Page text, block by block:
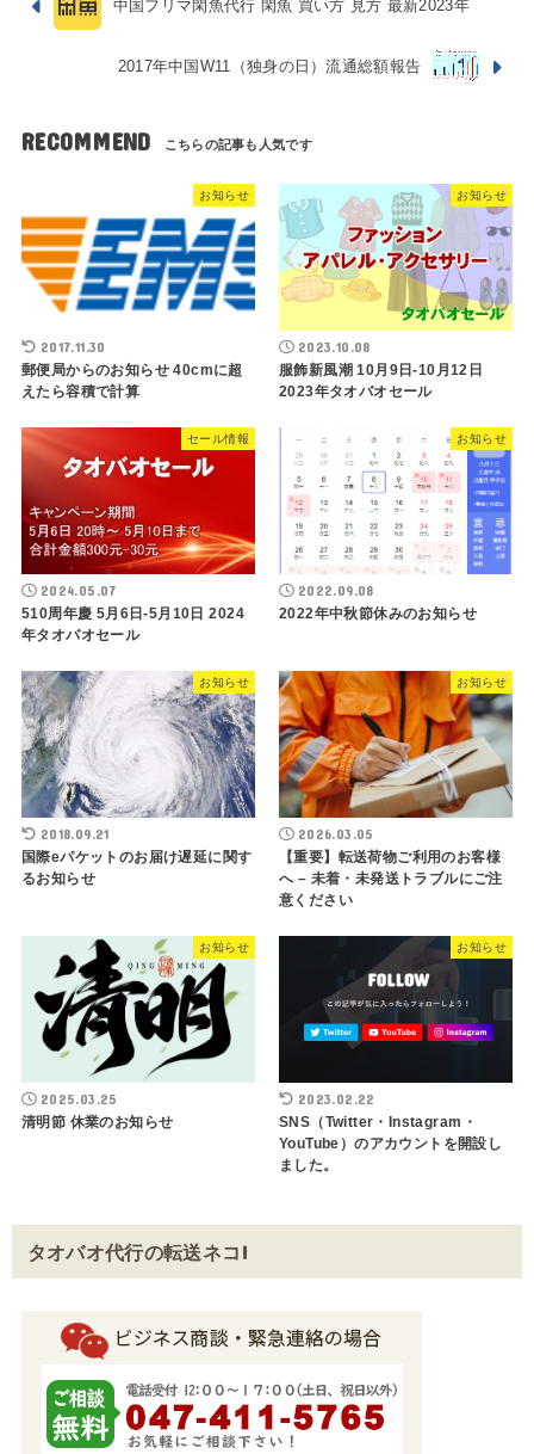
中国フリマ閑魚代行 閑魚 買い方 見方 最新2023年
2017年中国W11（独身の日）流通総額報告
RECOMMEND
お知らせ
2017.11.30
郵便局からのお知らせ 40cmに超
えたら容積で計算
お知らせ
2023.10.08
服飾新風潮 10月9日-10月12日
2023年タオバオセール
セール情報
2024.05.07
510周年慶 5月6日-5月10日 2024
年タオバオセール
お知らせ
2022.09.08
2022年中秋節休みのお知らせ
お知らせ
2018.09.21
国際eパケットのお届け遅延に関す
るお知らせ
お知らせ
2026.03.05
【重要】転送荷物ご利用のお客様
へ – 未着・未発送トラブルにご注
意ください
お知らせ
2025.03.25
清明節 休業のお知らせ
お知らせ
2023.02.22
SNS（Twitter・Instagram・
YouTube）のアカウントを開設し
ました。
タオバオ代行の転送ネコ!